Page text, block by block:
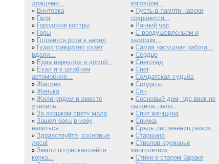
дождями...
» Винтовка
» Галя
» Городские костры
» Горы
» Готовится рота в наряд
» Гудок трикратно ухает
вдали...
» Едва вернулся я домой...
» Ехал я в штабном
автомобиле...
» Жасмин
» Женька
» Жили рядом и вместе
учились...
» За окошком свету мало
» Зашел боец в избу
напиться...
» Здравствуйте, сосновые
леса!
» Земли потрескавшейся
корка...
взглядом...
» Пусть в памяти навеки
сохранится...
» Ранний час
» С воодушевленьем и
задором...
» Самая насущная забота...
» Сердце
» Снегопад
» Снег
» Солдатская судьба
» Солдаты
» Сон
» Сосновый дом, где ввек не
сыщешь пыли...
» Спит женщина
» Спичка
» Средь лиственниц рыжих...
» Старшина
» Стволов круженье
многолетних...
» Стихи о старом бараке